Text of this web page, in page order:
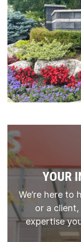
YOUR
We’re here to
or a
expertise